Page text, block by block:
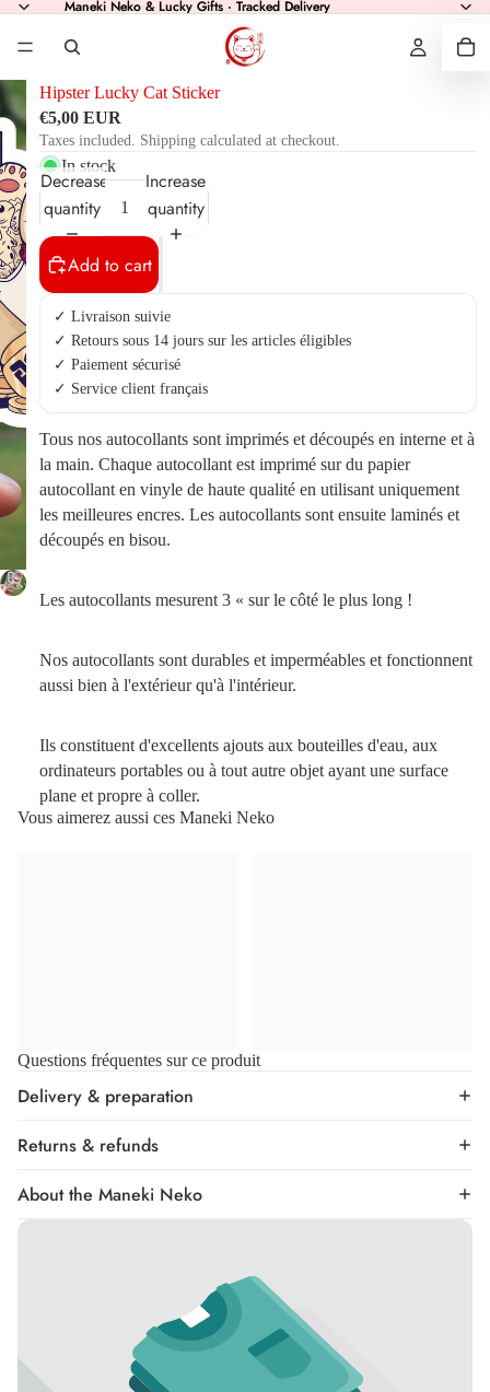
Maneki Neko & Lucky Gifts · Tracked Delivery
Maneki Neko & Lucky Gifts · Tracked Delivery
Hipster Lucky Cat Sticker
€5,00 EUR
Taxes included. Shipping calculated at checkout.
In stock
Decrease
quantity
Increase
quantity
Add to cart
✓ Livraison suivie
✓ Retours sous 14 jours sur les articles éligibles
✓ Paiement sécurisé
✓ Service client français
Tous nos autocollants sont imprimés et découpés en interne et à
la main. Chaque autocollant est imprimé sur du papier
autocollant en vinyle de haute qualité en utilisant uniquement
les meilleures encres. Les autocollants sont ensuite laminés et
découpés en bisou.
Les autocollants mesurent 3 « sur le côté le plus long !
Nos autocollants sont durables et imperméables et fonctionnent
aussi bien à l'extérieur qu'à l'intérieur.
Ils constituent d'excellents ajouts aux bouteilles d'eau, aux
ordinateurs portables ou à tout autre objet ayant une surface
plane et propre à coller.
Vous aimerez aussi ces Maneki Neko
Questions fréquentes sur ce produit
Delivery & preparation
Returns & refunds
About the Maneki Neko